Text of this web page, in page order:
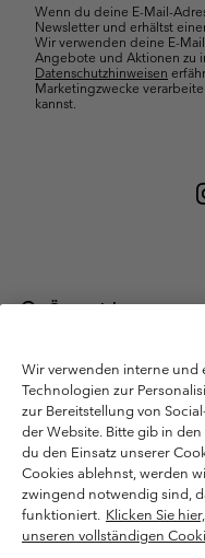
Wenn du deine E-Mail-
Newsletter und erhältst
Wir verwenden deine E-
Angebote und Aktionen zu
Datenschutzhinweisen
Marketingzwecke
kannst.
Österreich
Columbia Sportswear
Bergheim, Salzburg
Nutzungsbedingungen
Datenschutzerklärung
Bestimmungen und
Nutzungsbedingungen Für
Cookies
Wir verwenden interne und
Technologien zur
zur Bereitstellung von
der Website. Bitte gib in
du den Einsatz unserer
Cookies ablehnst, werden
zwingend notwendig sind,
funktioniert. Klicken Sie
unseren vollständigen
Bitte wählen Sie